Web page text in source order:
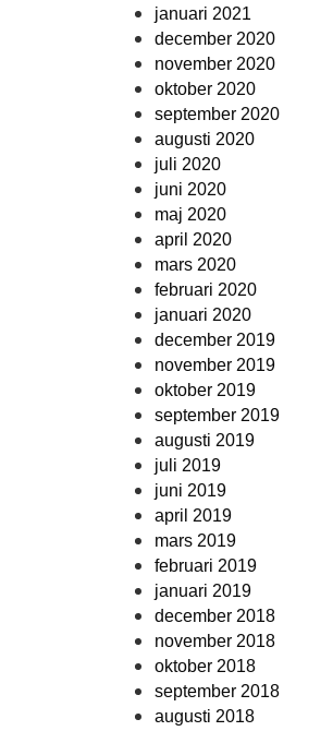
januari 2021
december 2020
november 2020
oktober 2020
september 2020
augusti 2020
juli 2020
juni 2020
maj 2020
april 2020
mars 2020
februari 2020
januari 2020
december 2019
november 2019
oktober 2019
september 2019
augusti 2019
juli 2019
juni 2019
april 2019
mars 2019
februari 2019
januari 2019
december 2018
november 2018
oktober 2018
september 2018
augusti 2018